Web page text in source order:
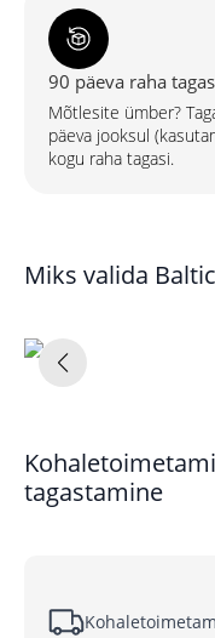
90 päeva raha
Mõtlesite ümber?
päeva jooksul
kogu raha tagasi.
Miks valida
tagastamine